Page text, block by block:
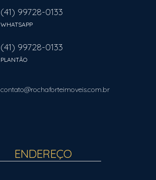
(41) 99728-0133
WHATSAPP
(41) 99728-0133
PLANTÃO
contato@rochaforteimoveis.com.br
ENDEREÇO